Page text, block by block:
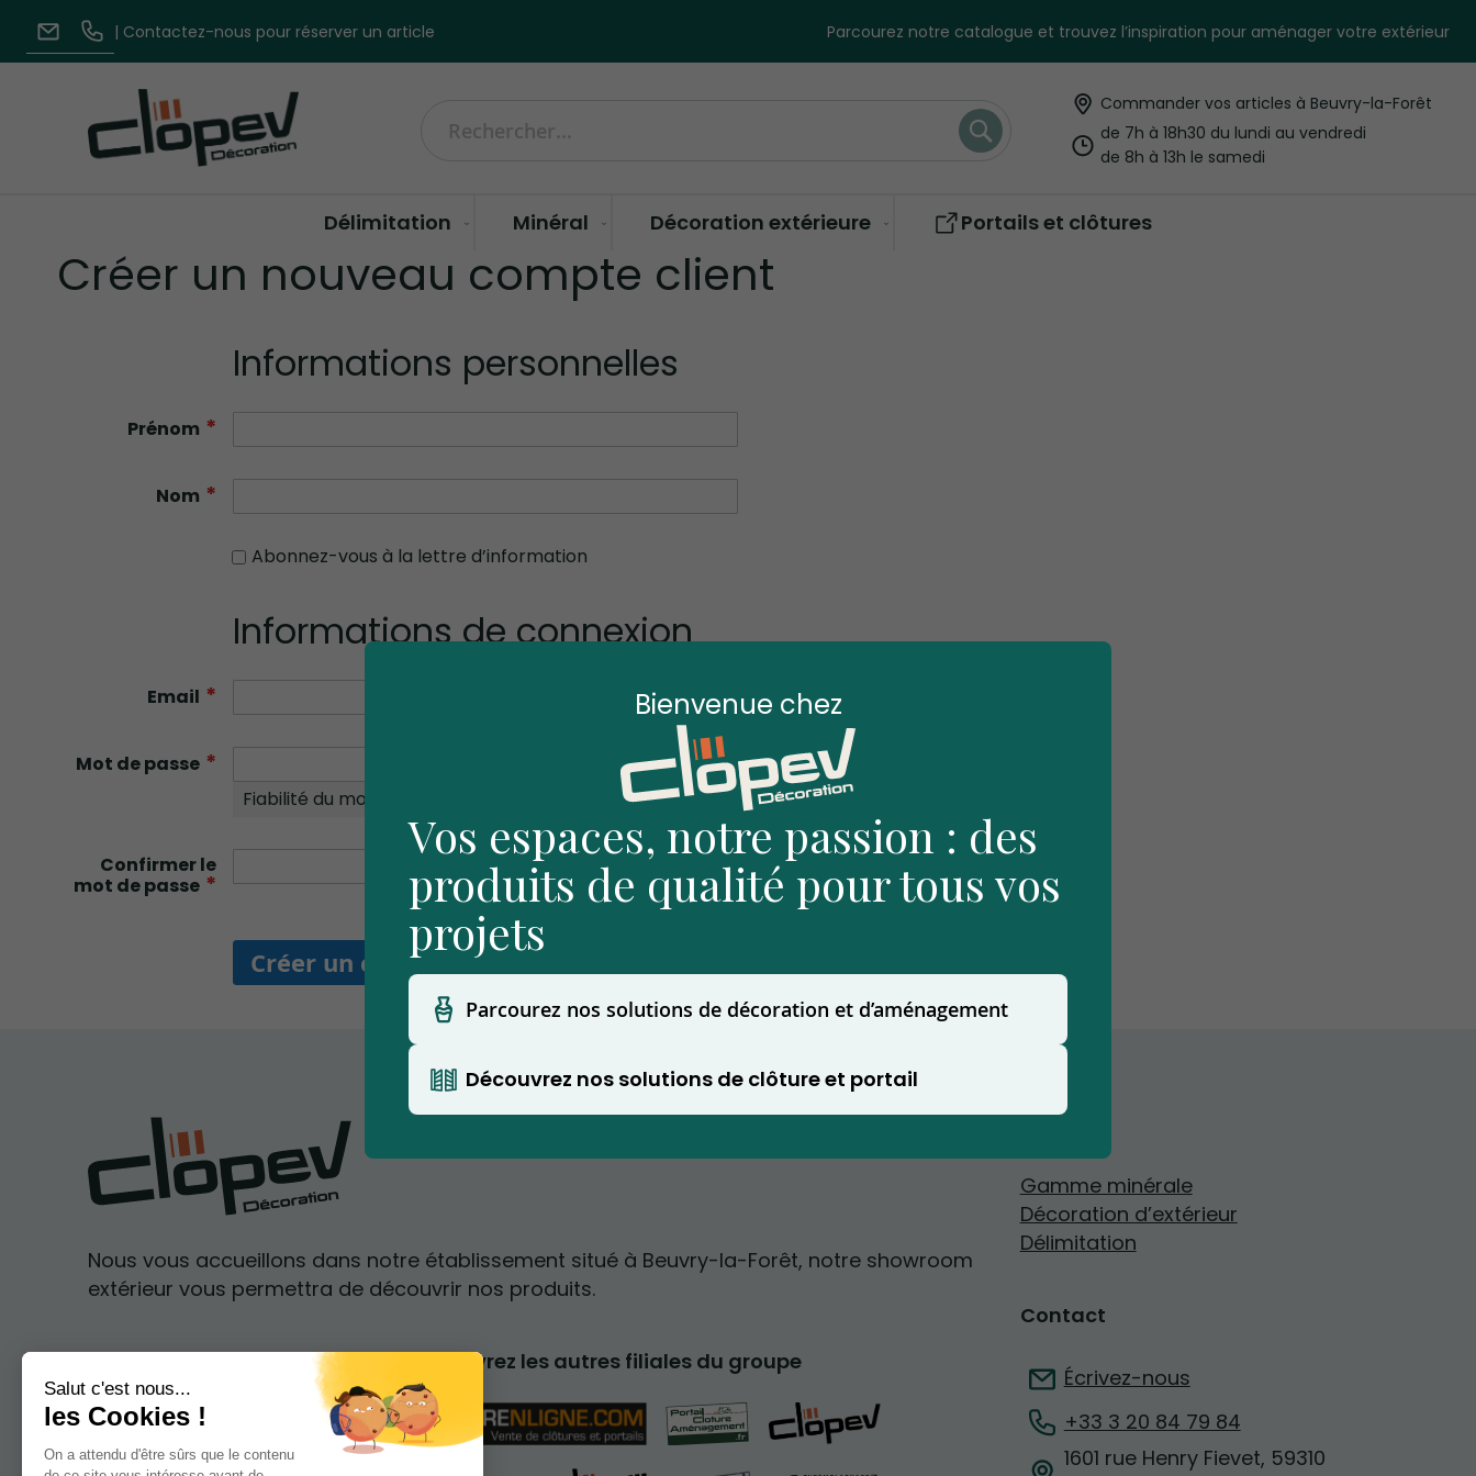
| Écrivez-nous
| Contactez-nous pour réserver un article Parcourez notre catalogue et trouvez l’inspiration pour aménager votre extérieur
Rechercher
RechercherCommander vos articles à Beuvry-la-Forêt
de 7h à 18h30 du lundi au vendredi
de 8h à 13h le samedi
Délimitation Minéral Décoration extérieure Portails et clôtures
Créer un nouveau compte client
Informations personnelles
Prénom
Nom
Abonnez-vous à la lettre d’information
Informations de connexion
Email
Mot de passe
Fiabilité du mot de passe:
Aucun mot de passe
Confirmer le
mot de passe
Créer un compte
Nous vous accueillons dans notre établissement situé à Beuvry-la-Forêt, notre showroom
extérieur vous permettra de découvrir nos produits.
Clopev est affilié au Groupe CW Découvrez les autres filiales du groupe
Gamme minérale
Décoration d’extérieur
Délimitation
Contact
Écrivez-nous
+33 3 20 84 79 84
1601 rue Henry Fievet, 59310
Bienvenue chez
Vos espaces, notre passion : des
produits de qualité pour tous vos
projets
Parcourez nos solutions de décoration et d’aménagement
Découvrez nos solutions de clôture et portail